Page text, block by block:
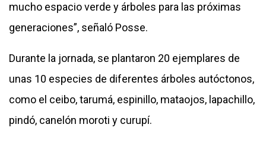
mucho espacio verde y árboles para las próximas
generaciones”, señaló Posse.
Durante la jornada, se plantaron 20 ejemplares de
unas 10 especies de diferentes árboles autóctonos,
como el ceibo, tarumá, espinillo, mataojos, lapachillo,
pindó, canelón moroti y curupí.